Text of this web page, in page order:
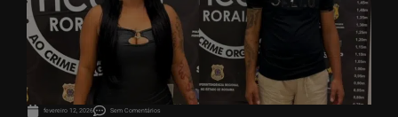
fevereiro 12, 2026 Sem Comentários